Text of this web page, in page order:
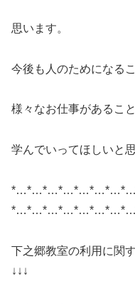
思います。
今後も人のためになるこ
様々なお仕事があるこ
学んでいってほしいと思
下之郷教室の利用に関
↓↓↓